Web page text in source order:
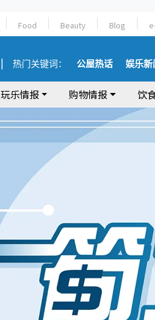
Food Beauty Blog
热门关键词： 公屋热话 娱乐新
玩乐情报 购物情报 饮